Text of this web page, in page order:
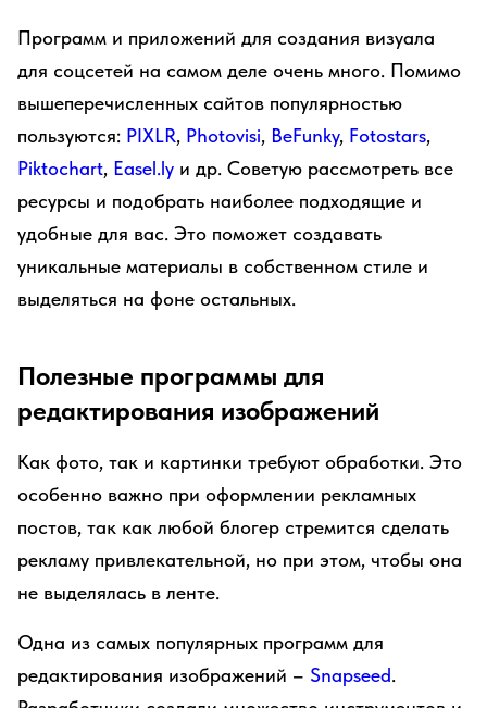
Программ и приложений для создания визуала
для соцсетей на самом деле очень много. Помимо
вышеперечисленных сайтов популярностью
пользуются: PIXLR, Photovisi, BeFunky, Fotostars,
Piktochart, Easel.ly и др. Советую рассмотреть все
ресурсы и подобрать наиболее подходящие и
удобные для вас. Это поможет создавать
уникальные материалы в собственном стиле и
выделяться на фоне остальных.
Полезные программы для
редактирования изображений
Как фото, так и картинки требуют обработки. Это
особенно важно при оформлении рекламных
постов, так как любой блогер стремится сделать
рекламу привлекательной, но при этом, чтобы она
не выделялась в ленте.
Одна из самых популярных программ для
редактирования изображений – Snapseed.